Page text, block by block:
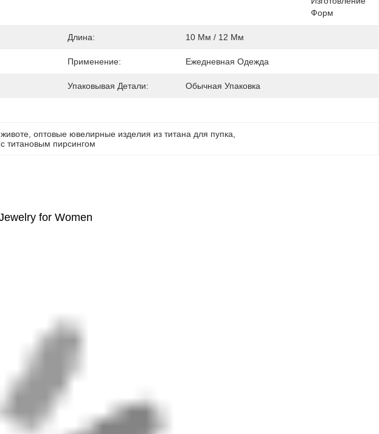
Форм
Длина: 10 Мм / 12 Мм
Применение: Ежедневная Одежда
Упаковывая Детали: Обычная Упаковка
оптовые ювелирные изделия из титана для пупка
титановым пирсингом
for Women